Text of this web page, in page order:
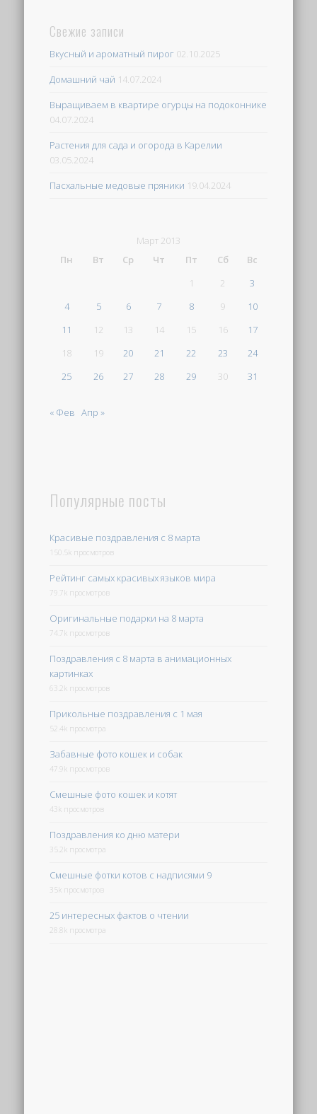
Свежие записи
Вкусный и ароматный пирог 02.10.2025
Домашний чай 14.07.2024
Выращиваем в квартире огурцы на подоконнике
04.07.2024
Растения для сада и огорода в Карелии
03.05.2024
Пасхальные медовые пряники 19.04.2024
Март 2013
Пн
Вт Ср Чт Пт Сб
Вс
1
2
3
4
5 6 7 8 9
10
11
12 13 14 15 16
17
18
19 20 21 22 23
24
25
26 27 28 29 30 31
« Фев Апр »
Популярные посты
Красивые поздравления с 8 марта
150.5k просмотров
Рейтинг самых красивых языков мира
79.7k просмотров
Оригинальные подарки на 8 марта
74.7k просмотров
Поздравления с 8 марта в анимационных
картинках
63.2k просмотров
Прикольные поздравления с 1 мая
52.4k просмотра
Забавные фото кошек и собак
47.9k просмотров
Смешные фото кошек и котят
43k просмотров
Поздравления ко дню матери
35.2k просмотра
Смешные фотки котов с надписями 9
35k просмотров
25 интересных фактов о чтении
28.8k просмотра